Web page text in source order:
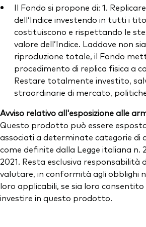
Il Fondo si propone di: 1.
dell’Indice investendo in tutti i
costituiscono e rispettando le
valore dell’Indice. Laddove non
riproduzione totale, il Fondo
procedimento di replica fisica a
Restare totalmente investito,
straordinarie di mercato,
Avviso relativo all'esposizione alle
Questo prodotto può essere
associati a determinate categorie di
come definite dalla Legge italiana n.
2021. Resta esclusiva responsabilità
valutare, in conformità agli obblighi
loro applicabili, se sia loro consentito
investire in questo prodotto.